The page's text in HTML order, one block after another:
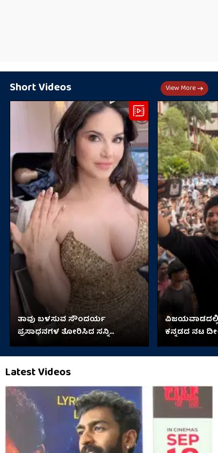
Short Videos View More
ತಾವು ಬಳಸುವ ಸೌಂದರ್ಯ
ಪ್ರಸಾಧನಗಳ ತೋರಿಸಿದ ಸನ್ನಿ
ಲಿಯೋನಿ
ಕನ್ನಡದ ನಟ
Latest Videos